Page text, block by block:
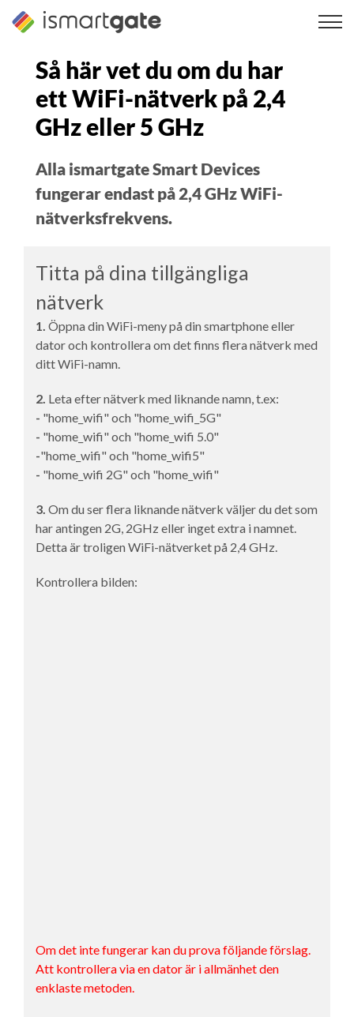
Hoppa
till
Så här vet du om du har
ett WiFi-nätverk på 2,4
GHz eller 5 GHz
Alla ismartgate Smart Devices
fungerar endast på 2,4 GHz WiFi-
nätverksfrekvens.
Titta på dina tillgängliga
nätverk
1. Öppna din WiFi-meny på din smartphone eller
dator och kontrollera om det finns flera nätverk med
ditt WiFi-namn.
2. Leta efter nätverk med liknande namn, t.ex:
- "home_wifi" och "home_wifi_5G"
- "home_wifi" och "home_wifi 5.0"
-"home_wifi" och "home_wifi5"
- "home_wifi 2G" och "home_wifi"
3. Om du ser flera liknande nätverk väljer du det som
har antingen 2G, 2GHz eller inget extra i namnet.
Detta är troligen WiFi-nätverket på 2,4 GHz.
Kontrollera bilden:
Om det inte fungerar kan du prova följande förslag.
Att kontrollera via en dator är i allmänhet den
enklaste metoden.